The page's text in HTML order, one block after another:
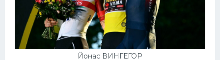
Йонас ВИНГЕГОР